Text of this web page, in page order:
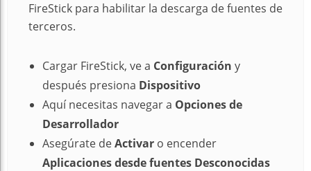
FireStick para habilitar la descarga de fuentes de
terceros.
Cargar FireStick, ve a Configuración y
después presiona Dispositivo
Aquí necesitas navegar a Opciones de
Desarrollador
Asegúrate deActivar o encender
Aplicaciones desde fuentes Desconocidas